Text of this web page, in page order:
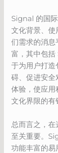
Signal 的国
文化背景、
们需求的消
富，其中包
于为用户打
碍、促进安全
体验，使应用
文化界限的有
总而言之，
至关重要。
功能丰富的易